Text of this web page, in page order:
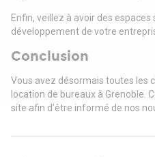
Enfin, veillez à avoir des
développement de votre
Conclusion
Vous avez désormais toutes les
location de bureaux à Grenoble.
site afin d’être informé de nos